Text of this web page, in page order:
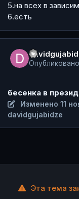
5.на всех в
6.есть
Опубликовано
бесенка в
Изменено11
davidgujabidze
Эта тема